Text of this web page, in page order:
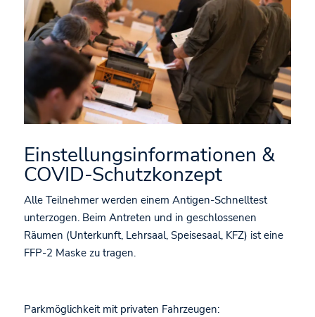
Einstellungsinformationen &
COVID-Schutzkonzept
Alle Teilnehmer werden einem Antigen-Schnelltest
unterzogen. Beim Antreten und in geschlossenen
Räumen (Unterkunft, Lehrsaal, Speisesaal, KFZ) ist eine
FFP-2 Maske zu tragen.
Parkmöglichkeit mit privaten Fahrzeugen: